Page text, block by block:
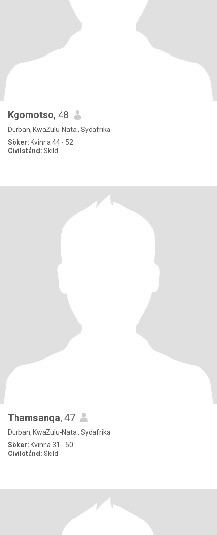
Kgomotso, 48
Durban, KwaZulu-Natal, Sydafrika
Söker: Kvinna 44 - 52
Civilstånd: Skild
Thamsanqa, 47
Durban, KwaZulu-Natal, Sydafrika
Söker: Kvinna 31 - 50
Civilstånd: Skild